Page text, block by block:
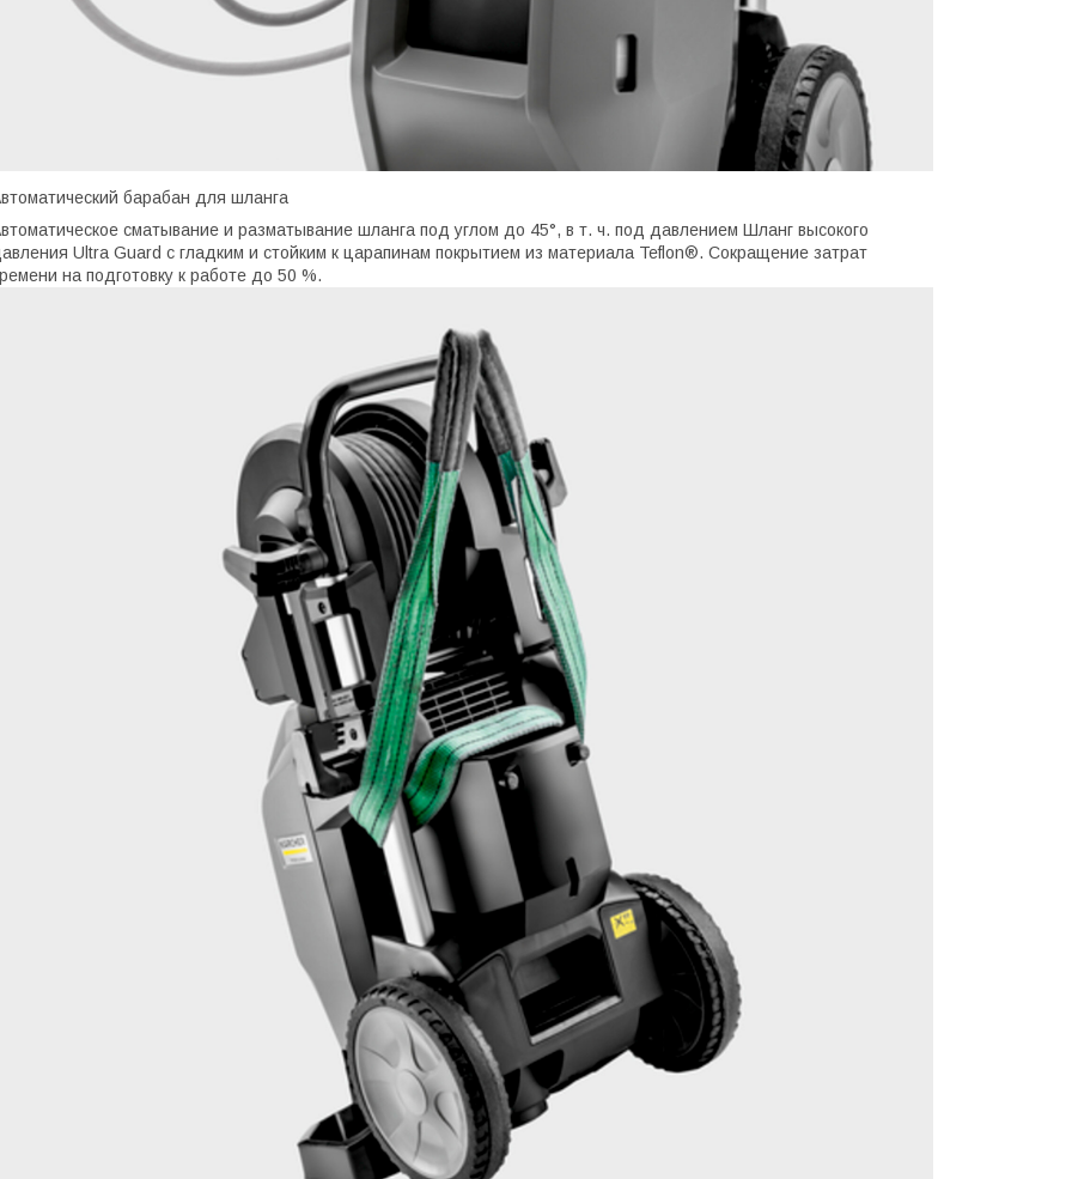
барабан для шланга
сматывание и разматывание шланга под углом до 45°, в т. ч. под давлением Шланг высокого
Ultra Guard с гладким и стойким к царапинам покрытием из материала Teflon®. Сокращение затрат
на подготовку к работе до 50 %.